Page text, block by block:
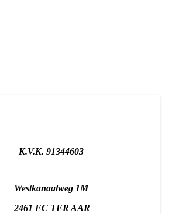
K.V.K. 91344603
Westkanaalweg 1M
2461 EC TER AAR